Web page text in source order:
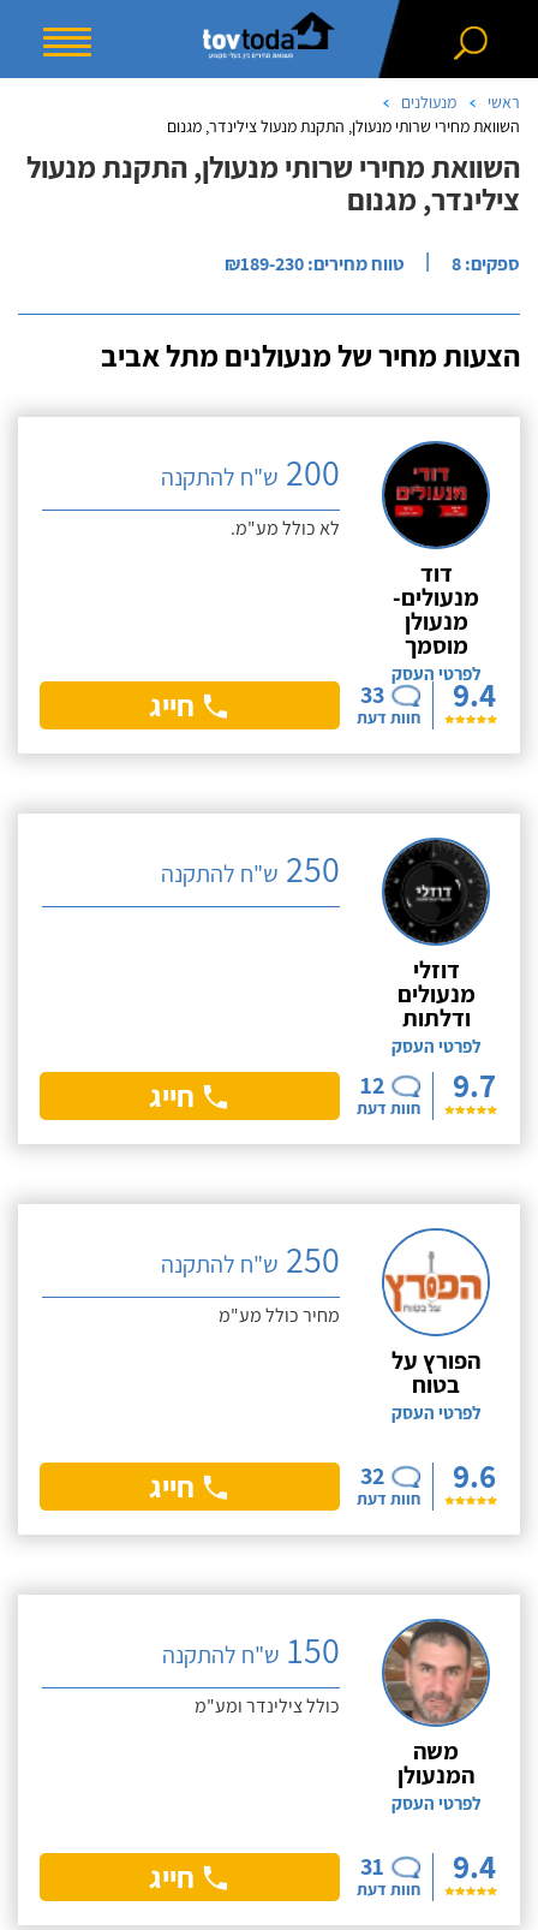
ראשי
מנעולנים
השוואת מחירי שרותי מנעולן, התקנת מנעול צילינדר, מגנום
השוואת מחירי שרותי מנעולן, התקנת מנעול
צילינדר, מגנום
ספקים: 8 | טווח מחירים: ₪189-230
הצעות מחיר של מנעולנים מתל אביב
דוד
מנעולים-
מנעולן
מוסמך
לפרטי העסק
9.4
33
חוות דעת
200 ש"ח להתקנה
לא כולל מע"מ.
חייג
דוזלי
מנעולים
ודלתות
לפרטי העסק
9.7
12
חוות דעת
250 ש"ח להתקנה
חייג
הפורץ על
בטוח
לפרטי העסק
9.6
32
חוות דעת
250 ש"ח להתקנה
מחיר כולל מע"מ
חייג
משה
המנעולן
לפרטי העסק
9.4
31
חוות דעת
150 ש"ח להתקנה
כולל צילינדר ומע"מ
חייג